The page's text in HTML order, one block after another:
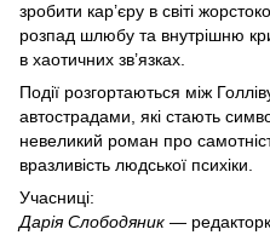
зробити кар’єру в світі
розпад шлюбу та внутрішню
в хаотичних зв’язках.
Події розгортаються між
автострадами, які стають
невеликий роман про
вразливість людської психіки.
Учасниці:
Дарія Слободяник —